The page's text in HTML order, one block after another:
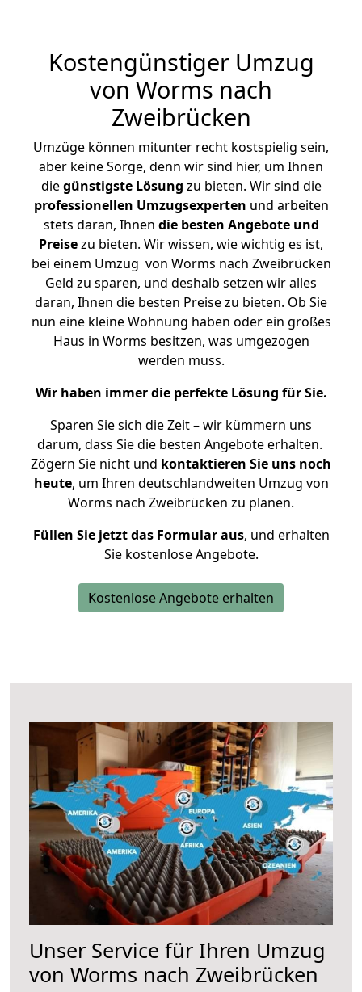
Kostengünstiger Umzug
von Worms nach
Zweibrücken
Umzüge können mitunter recht kostspielig sein,
aber keine Sorge, denn wir sind hier, um Ihnen
diegünstigste Lösung zu bieten. Wir sind die
professionellen Umzugsexperten und arbeiten
stets daran, Ihnen die besten Angebote und
Preisezu bieten. Wir wissen, wie wichtig es ist,
bei einem Umzug von Worms nach Zweibrücken
Geld zu sparen, und deshalb setzen wir alles
daran, Ihnen die besten Preise zu bieten. Ob Sie
nun eine kleine Wohnung haben oder ein großes
Haus in Worms besitzen, was umgezogen
werden muss.
Wir haben immer die perfekte Lösung für Sie.
Sparen Sie sich die Zeit – wir kümmern uns
darum, dass Sie die besten Angebote erhalten.
Zögern Sie nicht und kontaktieren Sie uns noch
heute, um Ihren deutschlandweiten Umzug von
Worms nach Zweibrücken zu planen.
Füllen Sie jetzt das Formular aus, und erhalten
Sie kostenlose Angebote.
Kostenlose Angebote erhalten
Unser Service für Ihren Umzug
von Worms nach Zweibrücken